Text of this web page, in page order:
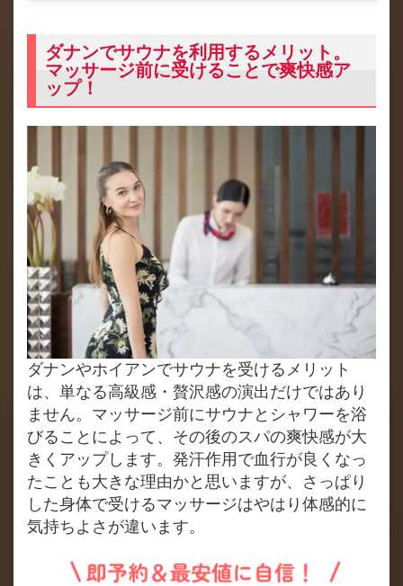
ダナンでサウナを利用するメリット。
マッサージ前に受けることで爽快感ア
ップ！
ダナンやホイアンでサウナを受けるメリット
は、単なる高級感・贅沢感の演出だけではあり
ません。マッサージ前にサウナとシャワーを浴
びることによって、その後のスパの爽快感が大
きくアップします。発汗作用で血行が良くなっ
たことも大きな理由かと思いますが、さっぱり
した身体で受けるマッサージはやはり体感的に
気持ちよさが違います。